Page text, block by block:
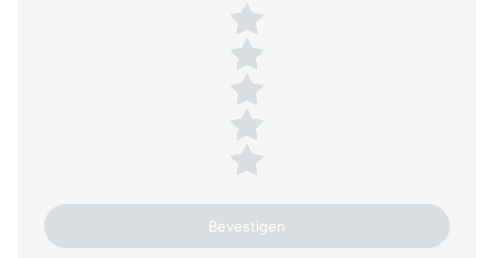
Plaats een beoordeling
5 sterren
4 sterren
3 sterren
2 sterren
1 ster